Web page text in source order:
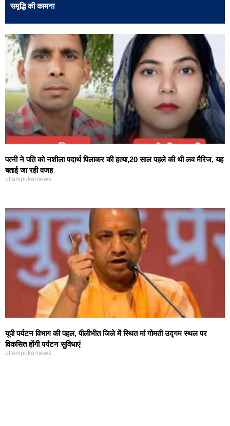
समृद्धि की कामना
पत्नी ने पति को नशीला पदार्थ पिलाकर की हत्या,20 साल पहले की थी लव मैरिज, यह
बताई जा रही वजह
uttampukarnews
यूपी पर्यटन विभाग की पहल, पीलीभीत जिले में स्थित मां गोमती उद्गम स्थल पर
विकसित होंगी पर्यटन सुविधाएं
uttampukarnews